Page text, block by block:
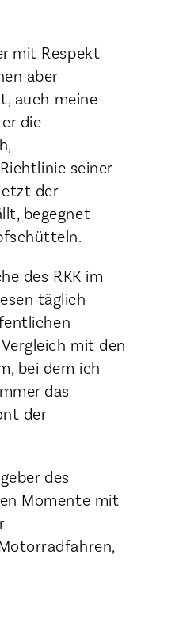
mit Respekt
aber
auch meine
die
seiner
der
begegnet
des RKK im
täglich
mit den
bei dem ich
das
der
des
Momente mit